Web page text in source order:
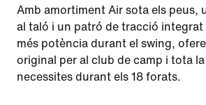
Amb amortiment Air sota els peus,
al taló i un patró de tracció
més potència durant el swing,
original per al club de camp i tota
necessites durant els 18 forats.